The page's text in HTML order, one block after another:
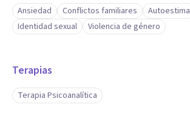
Ansiedad Conflictos familiares
Autoestima
Identidad sexual
Violencia de género
Terapias
Terapia Psicoanalítica